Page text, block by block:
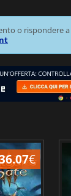
o rispondere a
€